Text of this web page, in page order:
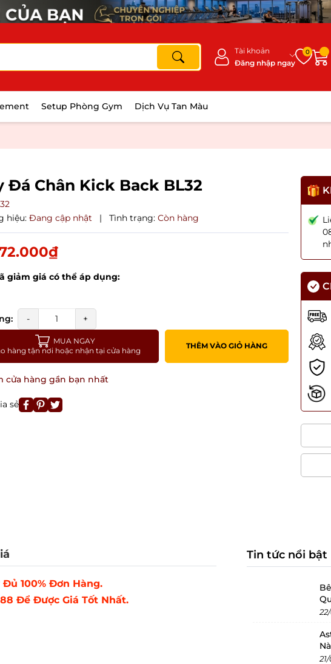
Tài khoản
Đăng nhập ngay
0
Setup Phòng Gym Dịch Vụ Tan Màu
Đá Chân Kick Back BL32
hiệu: Đang cập nhật | Tình trạng: Còn hàng
giảm giá có thể áp dụng:
- +
MUA NGAY
hàng tận nơi hoặc nhận tại cửa hàng
THÊM VÀO GIỎ HÀNG
cửa hàng gần bạn nhất
sẻ
100% Đơn Hàng.
Để Được Giá Tốt Nhất.
Tin tức nổi bật